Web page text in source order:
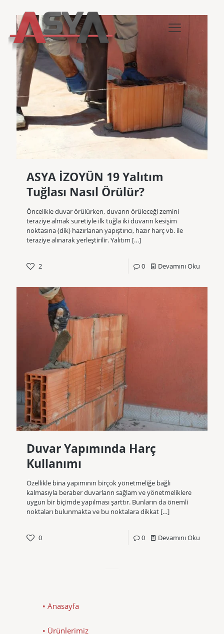
ASYA İZOYÜN 19 Yalıtım
Tuğlası Nasıl Örülür?
Öncelikle duvar örülürken, duvarın örüleceği zemini
teraziye almak suretiyle ilk tuğla iki duvarın kesişim
noktasına (dik) hazırlanan yapıştırıcı, hazır harç vb. ile
teraziye alınarak yerleştirilir. Yalıtım […]
2 0 Devamını Oku
Duvar Yapımında Harç
Kullanımı
Özellikle bina yapımının birçok yönetmeliğe bağlı
kalmasıyla beraber duvarların sağlam ve yönetmeliklere
uygun bir biçimde yapılması şarttır. Bunların da önemli
noktaları bulunmakta ve bu noktalara dikkat […]
0 0 Devamını Oku
• Anasayfa
• Ürünlerimiz